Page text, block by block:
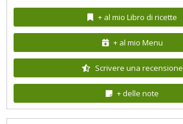
+ al mio Libro di ricette
+ al mio Menu
Scrivere una recensione
+ delle note